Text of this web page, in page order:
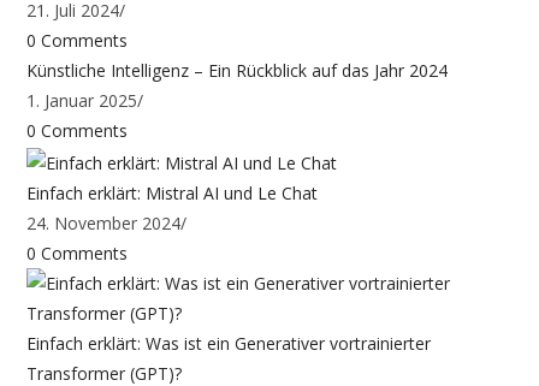
21. Juli 2024/
0 Comments
Künstliche Intelligenz – Ein Rückblick auf das Jahr 2024
1. Januar 2025/
0 Comments
Einfach erklärt: Mistral AI und Le Chat
24. November 2024/
0 Comments
Einfach erklärt: Was ist ein Generativer vortrainierter
Transformer (GPT)?